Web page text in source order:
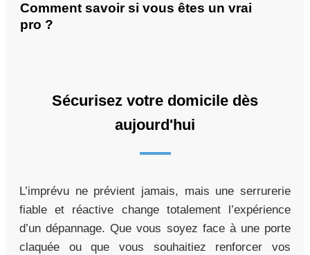
Comment savoir si vous êtes un vrai
pro ?
Sécurisez votre domicile dès
aujourd'hui
L’imprévu ne prévient jamais, mais une serrurerie
fiable et réactive change totalement l’expérience
d’un dépannage. Que vous soyez face à une porte
claquée ou que vous souhaitiez renforcer vos